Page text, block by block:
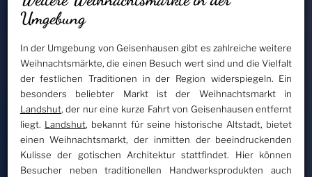
Umgebung
In der Umgebung von Geisenhausen gibt es zahlreiche weitere
Weihnachtsmärkte, die einen Besuch wert sind und die Vielfalt
der festlichen Traditionen in der Region widerspiegeln. Ein
besonders beliebter Markt ist der Weihnachtsmarkt in
Landshut, der nur eine kurze Fahrt von Geisenhausen entfernt
liegt. Landshut, bekannt für seine historische Altstadt, bietet
einen Weihnachtsmarkt, der inmitten der beeindruckenden
Kulisse der gotischen Architektur stattfindet. Hier können
Besucher neben traditionellen Handwerksprodukten auch